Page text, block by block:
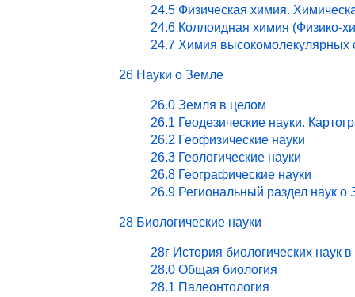
24.5 Физическая химия.
24.6 Коллоидная химия (Физико-
24.7 Химия высокомолекулярных
26 Науки о Земле
26.0 Земля в целом
26.1 Геодезические науки.
26.2 Геофизические науки
26.3 Геологические науки
26.8 Географические науки
26.9 Региональный раздел наук о
28 Биологические науки
28г История биологических наук
28.0 Общая биология
28.1 Палеонтология